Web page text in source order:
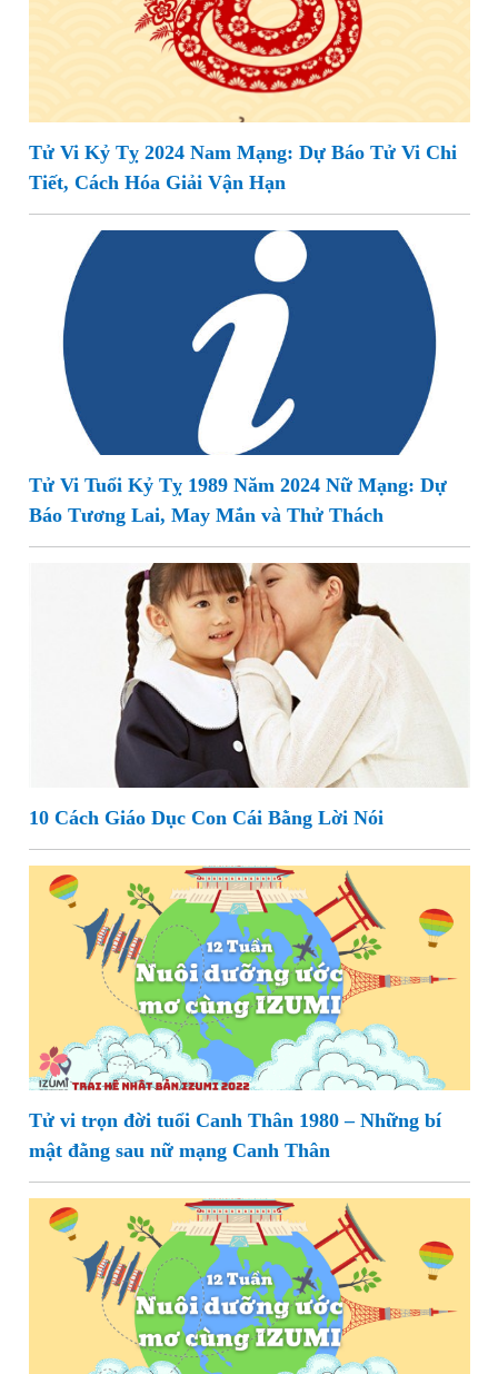
Tử Vi Kỷ Tỵ 2024 Nam Mạng: Dự Báo Tử Vi Chi
Tiết, Cách Hóa Giải Vận Hạn
Tử Vi Tuổi Kỷ Tỵ 1989 Năm 2024 Nữ Mạng: Dự
Báo Tương Lai, May Mắn và Thử Thách
10 Cách Giáo Dục Con Cái Bằng Lời Nói
Tử vi trọn đời tuổi Canh Thân 1980 – Những bí
mật đằng sau nữ mạng Canh Thân